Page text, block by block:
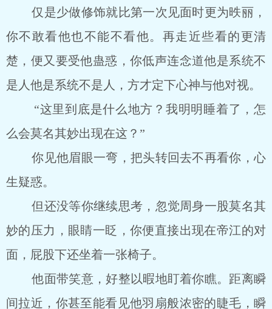
仅是少做修饰就比第一次见面时更为昳丽，
你不敢看他也不能不看他。再走近些看的更清
楚，便又要受他蛊惑，你低声连念道他是系统不
是人他是系统不是人，方才定下心神与他对视。
“这里到底是什么地方？我明明睡着了，怎
么会莫名其妙出现在这？”
你见他眉眼一弯，把头转回去不再看你，心
生疑惑。
但还没等你继续思考，忽觉周身一股莫名其
妙的压力，眼睛一眨，你便直接出现在帝江的对
面，屁股下还坐着一张椅子。
他面带笑意，好整以暇地盯着你瞧。距离瞬
间拉近，你甚至能看见他羽扇般浓密的睫毛，瞬